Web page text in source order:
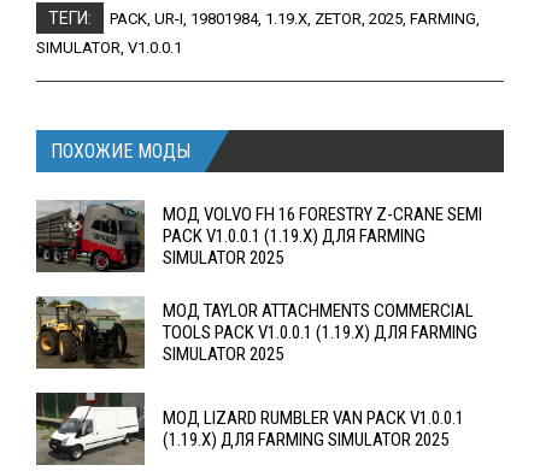
ТЕГИ: PACK, UR-I, 19801984, 1.19.X, ZETOR, 2025, FARMING,
SIMULATOR, V1.0.0.1
ПОХОЖИЕ МОДЫ
МОД VOLVO FH 16 FORESTRY Z-CRANE SEMI
PACK V1.0.0.1 (1.19.X) ДЛЯ FARMING
SIMULATOR 2025
МОД TAYLOR ATTACHMENTS COMMERCIAL
TOOLS PACK V1.0.0.1 (1.19.X) ДЛЯ FARMING
SIMULATOR 2025
МОД LIZARD RUMBLER VAN PACK V1.0.0.1
(1.19.X) ДЛЯ FARMING SIMULATOR 2025